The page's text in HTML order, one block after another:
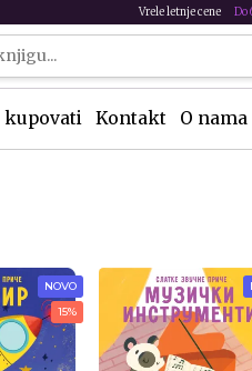
Vrele letnje cene Do
kupovati Kontakt O nama
NOVO
15%